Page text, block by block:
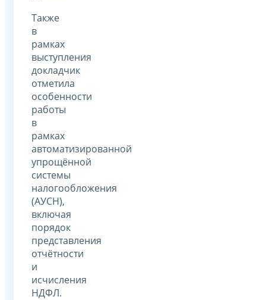
Также
в
рамках
выступления
докладчик
отметила
особенности
работы
в
рамках
автоматизированной
упрощённой
системы
налогообложения
(АУСН),
включая
порядок
представления
отчётности
и
исчисления
НДФЛ.